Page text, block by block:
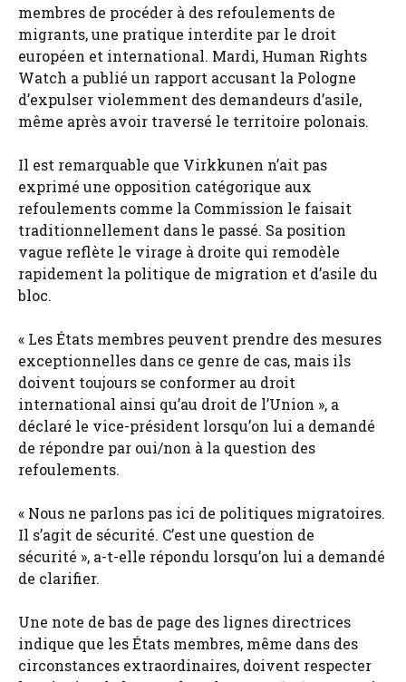
membres de procéder à des refoulements de
migrants, une pratique interdite par le droit
européen et international. Mardi, Human Rights
Watch a publié un rapport accusant la Pologne
d’expulser violemment des demandeurs d’asile,
même après avoir traversé le territoire polonais.
Il est remarquable que Virkkunen n’ait pas
exprimé une opposition catégorique aux
refoulements comme la Commission le faisait
traditionnellement dans le passé. Sa position
vague reflète le virage à droite qui remodèle
rapidement la politique de migration et d’asile du
bloc.
« Les États membres peuvent prendre des mesures
exceptionnelles dans ce genre de cas, mais ils
doivent toujours se conformer au droit
international ainsi qu’au droit de l’Union », a
déclaré le vice-président lorsqu’on lui a demandé
de répondre par oui/non à la question des
refoulements.
« Nous ne parlons pas ici de politiques migratoires.
Il s’agit de sécurité. C’est une question de
sécurité », a-t-elle répondu lorsqu’on lui a demandé
de clarifier.
Une note de bas de page des lignes directrices
indique que les États membres, même dans des
circonstances extraordinaires, doivent respecter